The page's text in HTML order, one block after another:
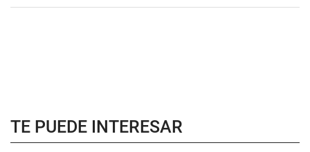
TE PUEDE INTERESAR